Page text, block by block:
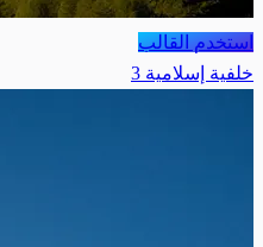
استخدم القالب
خلفية إسلامية 3